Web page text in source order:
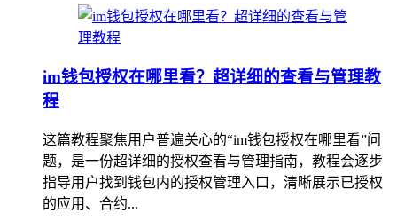
im钱包授权在哪里看？超详细的查看与管理教
程
这篇教程聚焦用户普遍关心的“im钱包授权在哪里看”问
题，是一份超详细的授权查看与管理指南，教程会逐步
指导用户找到钱包内的授权管理入口，清晰展示已授权
的应用、合约...